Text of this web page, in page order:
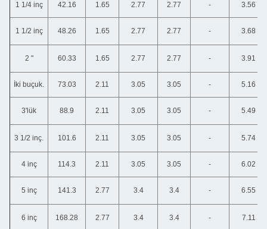
1 1/4 inç 42.16 1.65 2.77 2.77 - 3.56
1 1/2 inç 48.26 1.65 2.77 2.77 - 3.68
2 " 60.33 1.65 2.77 2.77 - 3.91
İki buçuk. 73.03 2.11 3.05 3.05 - 5.16
3'lük 88.9 2.11 3.05 3.05 - 5.49
3 1/2 inç. 101.6 2.11 3.05 3.05 - 5.74
4 inç 114.3 2.11 3.05 3.05 - 6.02
5 inç 141.3 2.77 3.4 3.4 - 6.55
6 inç 168.28 2.77 3.4 3.4 - 7.11